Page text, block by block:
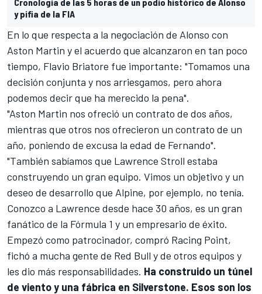
y pifia de la FIA
En lo que respecta a la negociación de Alonso con
Aston Martin y el acuerdo que alcanzaron en tan poco
tiempo, Flavio Briatore fue importante: "Tomamos una
decisión conjunta y nos arriesgamos, pero ahora
podemos decir que ha merecido la pena".
"Aston Martin nos ofreció un contrato de dos años,
mientras que otros nos ofrecieron un contrato de un
año, poniendo de excusa la edad de Fernando".
"También sabíamos que Lawrence Stroll estaba
construyendo un gran equipo. Vimos un objetivo y un
deseo de desarrollo que Alpine, por ejemplo, no tenía.
Conozco a Lawrence desde hace 30 años, es un gran
fanático de la Fórmula 1 y un empresario de éxito.
Empezó como patrocinador, compró Racing Point,
fichó a mucha gente de Red Bull y de otros equipos y
les dio más responsabilidades. Ha construido un túnel
de viento y una fábrica en Silverstone. Esos son los